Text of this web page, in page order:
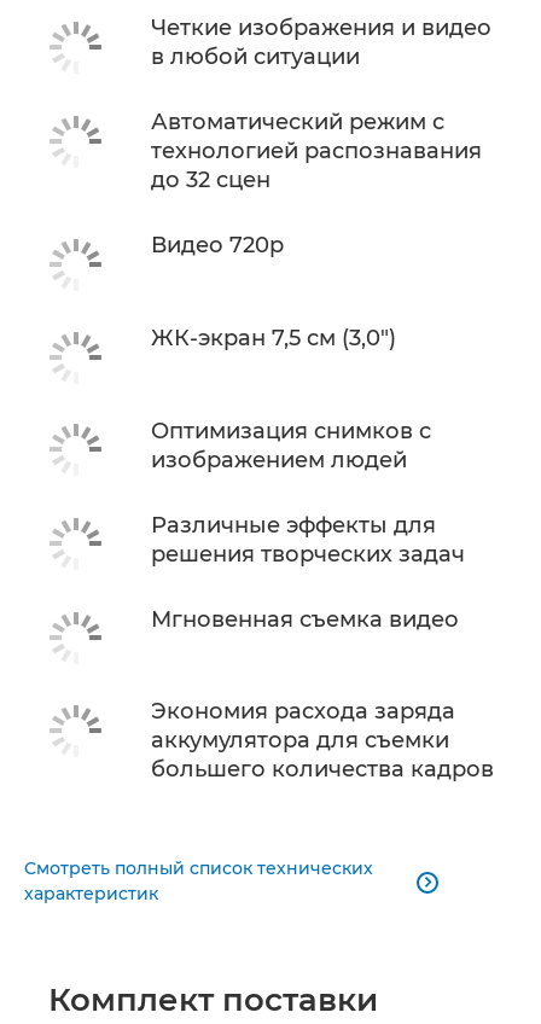
Четкие изображения и видео
в любой ситуации
Автоматический режим с
технологией распознавания
до 32 сцен
Видео 720p
ЖК-экран 7,5 см (3,0")
Оптимизация снимков с
изображением людей
Различные эффекты для
решения творческих задач
Мгновенная съемка видео
Экономия расхода заряда
аккумулятора для съемки
большего количества кадров
Смотреть полный список технических
характеристик

Комплект поставки